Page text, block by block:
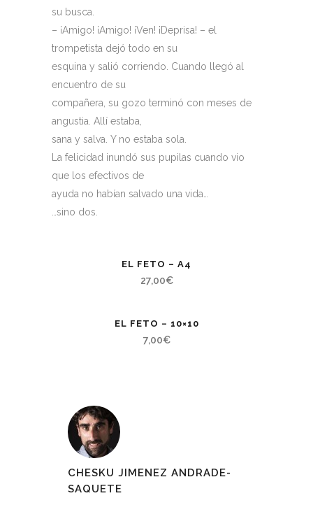
su busca.
– ¡Amigo! ¡Amigo! ¡Ven! ¡Deprisa! – el
trompetista dejó todo en su
esquina y salió corriendo. Cuando llegó al
encuentro de su
compañera, su gozo terminó con meses de
angustia. Allí estaba,
sana y salva. Y no estaba sola.
La felicidad inundó sus pupilas cuando vio
que los efectivos de
ayuda no habían salvado una vida…
…sino dos.
EL FETO – A4
27,00€
EL FETO – 10×10
7,00€
CHESKU JIMENEZ ANDRADE-
SAQUETE